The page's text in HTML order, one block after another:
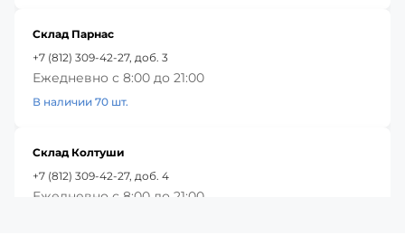
Склад Парнас
+7 (812) 309-42-27, доб. 3
Ежедневно с 8:00 до 21:00
В наличии 70 шт.
Склад Колтуши
+7 (812) 309-42-27, доб. 4
Ежедневно с 8:00 до 21:00